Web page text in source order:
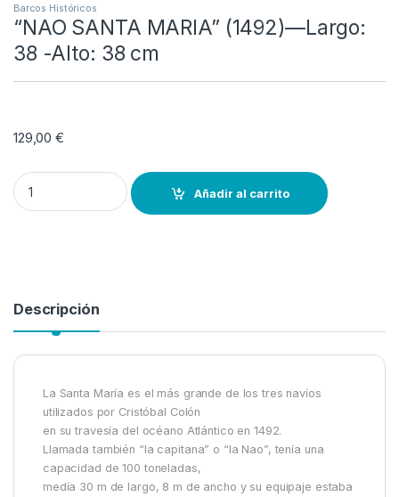
Barcos Históricos
“NAO SANTA MARIA” (1492)—Largo:
38 -Alto: 38 cm
129,00€
"NAO SANTA MARIA" (1492)---Largo: 38 -Alto: 38 cm quantity
Añadir al carrito
Descripción
La Santa María es el más grande de los tres navíos
utilizados por Cristóbal Colón
en su travesía del océano Atlántico en 1492.
Llamada también “la capitana” o “la Nao”, tenía una
capacidad de 100 toneladas,
medía 30 m de largo, 8 m de ancho y su equipaje estaba